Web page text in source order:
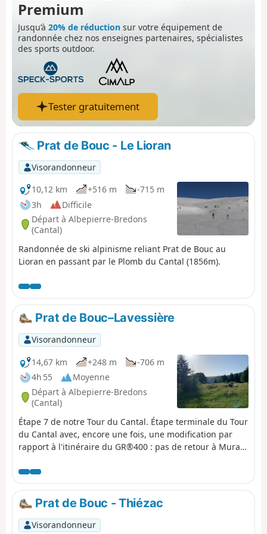
Premium
Jusqu’à 20% de réduction sur votre équipement de
randonnée chez nos enseignes partenaires, spécialistes
des sports outdoor.
Tester gratuitement
Prat de Bouc - Le Lioran
Visorandonneur
10,12 km
+516 m
-715 m
3h
Difficile
Départ à Albepierre-Bredons
(Cantal)
Randonnée de ski alpinisme reliant Prat de Bouc au
Lioran en passant par le Plomb du Cantal (1856m).
Prat de Bouc–Lavessière
Visorandonneur
14,67 km
+248 m
-706 m
4h 55
Moyenne
Départ à Albepierre-Bredons
(Cantal)
Étape 7 de notre Tour du Cantal. Étape terminale du Tour
du Cantal avec, encore une fois, une modification par
rapport à l'itinéraire du GR®400 : pas de retour à Murat,
voir épisode 1). L'étape se déroule essentiellement à
l'ombre, mais le fait de descendre, en altitude, amène la
chaleur…Prat de Bouc - Thiézac
Visorandonneur